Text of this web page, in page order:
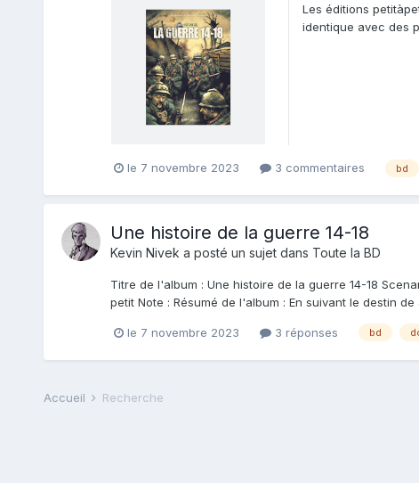
Les éditions
identique avec des
le 7 novembre 2023 3 commentaires bd
Une histoire de la guerre 14-18
Kevin Nivek a posté un sujet dans Toute la BD
Titre de l'album : Une histoire de la guerre 14-18
petit Note : Résumé de l'album : En suivant le destin
le 7 novembre 2023 3 réponses bd
Accueil Recherche